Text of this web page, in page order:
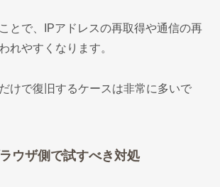
とで、IPアドレスの再取得や通信の再
れやすくなります。
けで復旧するケースは非常に多いで
ウザ側で試すべき対処